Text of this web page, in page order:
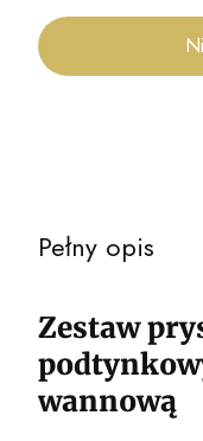
Pełny opis
Zestaw
wannową